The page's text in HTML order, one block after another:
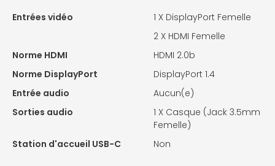
Entrées vidéo 1 X DisplayPort Femelle
2 X HDMI Femelle
Norme HDMI
HDMI 2.0b
Norme DisplayPort
DisplayPort 1.4
Entrée audio
Aucun(e)
Sorties audio
1 X Casque (Jack 3.5mm
Femelle)
Station d'accueil USB-C
Non